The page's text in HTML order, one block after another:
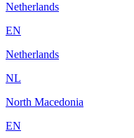
Netherlands
EN
Netherlands
NL
North Macedonia
EN